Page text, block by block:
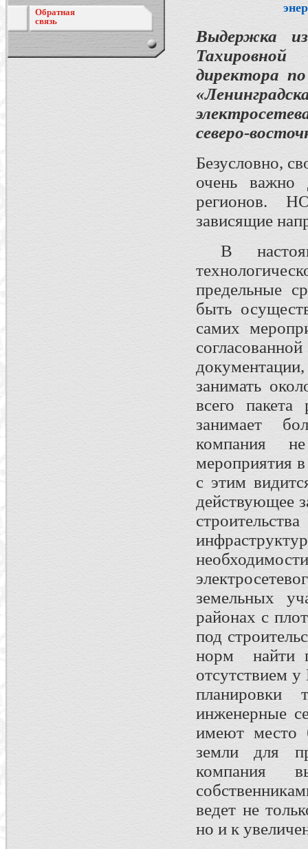
Обратная
связь
Выдержка
директора
северо-
Безусловно,
очень важно
регионов.
зависящие
В
предельные
быть
самих
занимать
всего пакета
занимает
компания
мероприятия
с этим
действующее
земельных
районах с
под
норм найти
отсутствием
инженерные
имеют место
земли для
компания
ведет не
но и к